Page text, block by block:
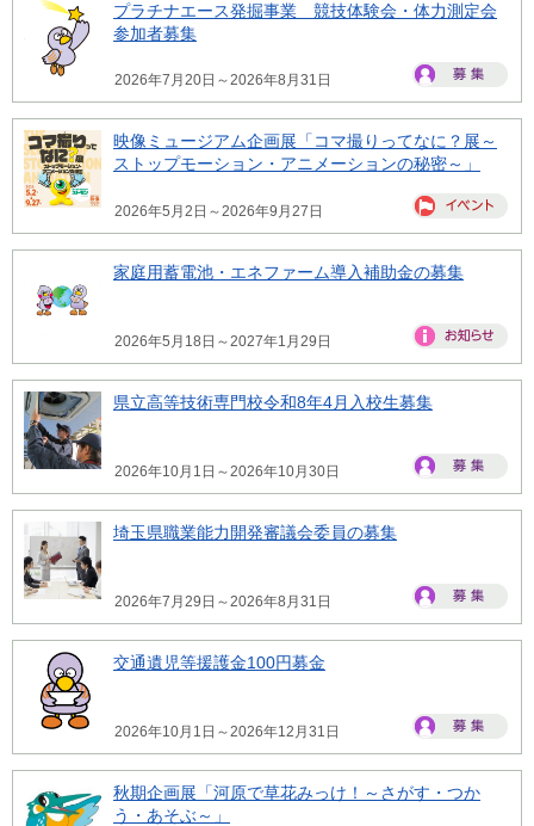
プラチナエース発掘事業 競技体験会・体力測定会
参加者募集
2026年7月20日～2026年8月31日
映像ミュージアム企画展「コマ撮りってなに？展～
ストップモーション・アニメーションの秘密～」
2026年5月2日～2026年9月27日
家庭用蓄電池・エネファーム導入補助金の募集
2026年5月18日～2027年1月29日
県立高等技術専門校令和8年4月入校生募集
2026年10月1日～2026年10月30日
埼玉県職業能力開発審議会委員の募集
2026年7月29日～2026年8月31日
交通遺児等援護金100円募金
2026年10月1日～2026年12月31日
秋期企画展「河原で草花みっけ！～さがす・つか
う・あそぶ～」